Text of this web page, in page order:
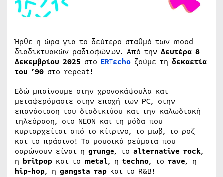
Ήρθε η ώρα για το δεύτερο σταθμό των mood
διαδικτυακών ραδιοφώνων. Από την Δευτέρα 8
Δεκεμβρίου 2025 στο ERTεcho ζούμε τη δεκαετία
του ’90 στο repeat!
Εδώ μπαίνουμε στην χρονοκάψουλα και
μεταφερόμαστε στην εποχή των PC, στην
επανάσταση του διαδικτύου και την καλωδιακή
τηλεόραση, στο ΝΕΟΝ και τη μόδα που
κυριαρχείται από το κίτρινο, το μωβ, το ροζ
και το πράσινο! Τα μουσικά ρεύματα που
σαρώνουν είναι η grunge, το alternative rock,
η britpop και το metal, η techno, το rave, η
hip-hop, η gangsta rap και το R&B!